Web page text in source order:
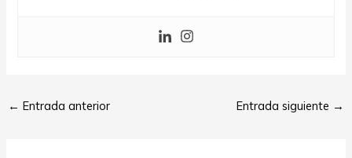
← Entrada anterior Entrada siguiente →